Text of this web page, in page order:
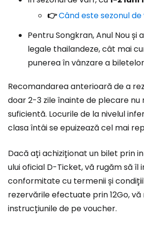
👉Când este sezonul
Pentru Songkran, Anul Nou și
legale thailandeze, cât mai
punerea în vânzare a biletelor
Recomandarea anterioară de a
doar 2-3 zile înainte de plecare nu
suficientă. Locurile de la nivelul
clasa întâi se epuizează cel mai
Dacă ați achiziționat un bilet prin
ului oficial D-Ticket, vă rugăm să îl
conformitate cu termenii și
rezervările efectuate prin 12Go,
instrucțiunile de pe voucher.